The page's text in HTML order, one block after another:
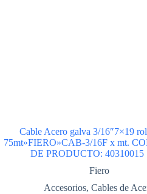
Cable Acero galva 3/16″7×19
75mt»FIERO»CAB-3/16F x mt.
DE PRODUCTO: 40310015
Fiero
Accesorios, Cables de